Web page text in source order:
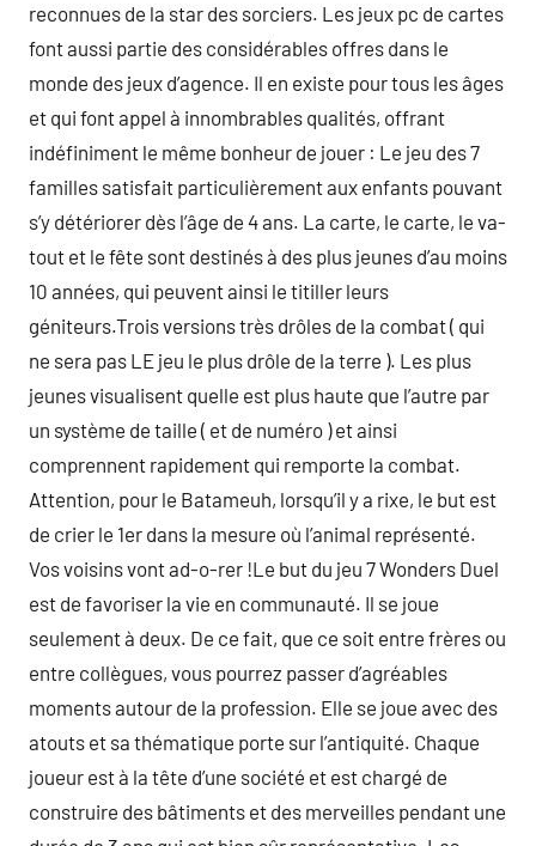
reconnues de la star des sorciers. Les jeux pc de cartes
font aussi partie des considérables offres dans le
monde des jeux d’agence. Il en existe pour tous les âges
et qui font appel à innombrables qualités, offrant
indéfiniment le même bonheur de jouer : Le jeu des 7
familles satisfait particulièrement aux enfants pouvant
s’y détériorer dès l’âge de 4 ans. La carte, le carte, le va-
tout et le fête sont destinés à des plus jeunes d’au moins
10 années, qui peuvent ainsi le titiller leurs
géniteurs.Trois versions très drôles de la combat ( qui
ne sera pas LE jeu le plus drôle de la terre ). Les plus
jeunes visualisent quelle est plus haute que l’autre par
un système de taille ( et de numéro ) et ainsi
comprennent rapidement qui remporte la combat.
Attention, pour le Batameuh, lorsqu’il y a rixe, le but est
de crier le 1er dans la mesure où l’animal représenté.
Vos voisins vont ad-o-rer !Le but du jeu 7 Wonders Duel
est de favoriser la vie en communauté. Il se joue
seulement à deux. De ce fait, que ce soit entre frères ou
entre collègues, vous pourrez passer d’agréables
moments autour de la profession. Elle se joue avec des
atouts et sa thématique porte sur l’antiquité. Chaque
joueur est à la tête d’une société et est chargé de
construire des bâtiments et des merveilles pendant une